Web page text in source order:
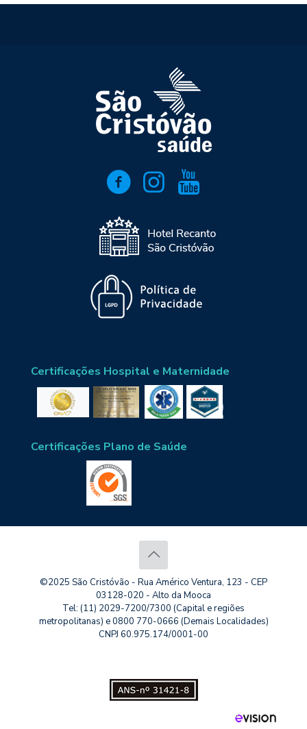
Certificações Hospital e Maternidade
Certificações Plano de Saúde
©2025 São Cristóvão - Rua Américo Ventura, 123 - CEP
03128-020 - Alto da Mooca
Tel: (11) 2029-7200/7300 (Capital e regiões
metropolitanas) e 0800 770-0666 (Demais Localidades)
CNPJ 60.975.174/0001-00